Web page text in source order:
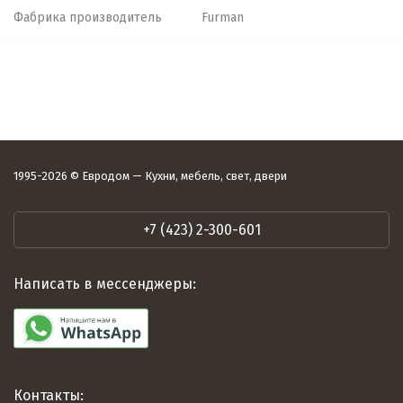
Фабрика производитель Furman
1995-2026 © Евродом — Кухни, мебель, свет, двери
+7 (423) 2-300-601
Написать в мессенджеры:
Контакты: